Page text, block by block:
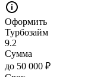
Оформить
Турбозайм
9.2
Сумма
до 50 000 ₽